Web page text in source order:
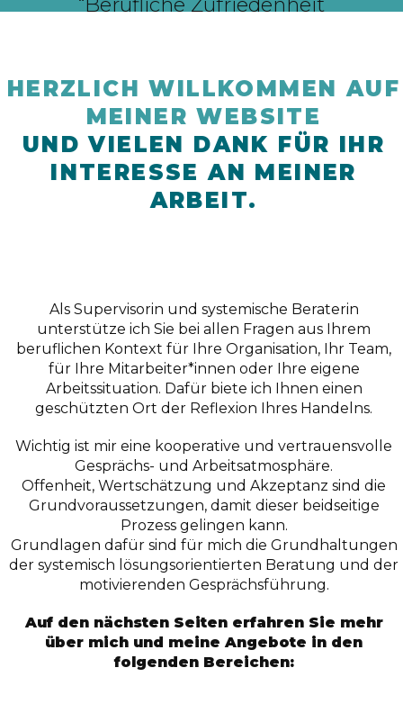
HERZLICH WILLKOMMEN AUF
MEINER WEBSITE
UND VIELEN DANK FÜR IHR
INTERESSE AN MEINER
ARBEIT.
Als Supervisorin und systemische Beraterin
unterstütze ich Sie bei allen Fragen aus Ihrem
beruflichen Kontext für Ihre Organisation, Ihr Team,
für Ihre Mitarbeiter*innen oder Ihre eigene
Arbeitssituation. Dafür biete ich Ihnen einen
geschützten Ort der Reflexion Ihres Handelns.
Wichtig ist mir eine kooperative und vertrauensvolle
Gesprächs- und Arbeitsatmosphäre.
Offenheit, Wertschätzung und Akzeptanz sind die
Grundvoraussetzungen, damit dieser beidseitige
Prozess gelingen kann.
Grundlagen dafür sind für mich die Grundhaltungen
der systemisch lösungsorientierten Beratung und der
motivierenden Gesprächsführung.
Auf den nächsten Seiten erfahren Sie mehr
über mich und meine Angebote in den
folgenden Bereichen: